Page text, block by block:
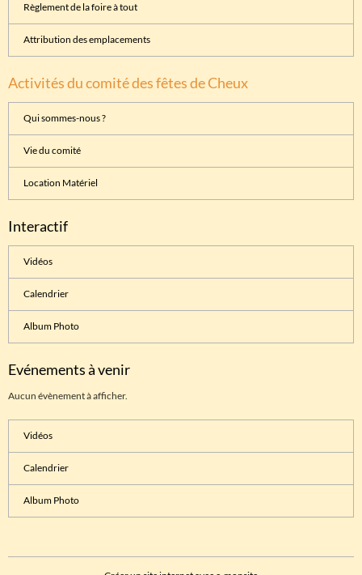
Règlement de la foire à tout
Attribution des emplacements
Activités du comité des fêtes de Cheux
Qui sommes-nous ?
Vie du comité
Location Matériel
Interactif
Vidéos
Calendrier
Album Photo
Evénements à venir
Aucun évènement à afficher.
Vidéos
Calendrier
Album Photo